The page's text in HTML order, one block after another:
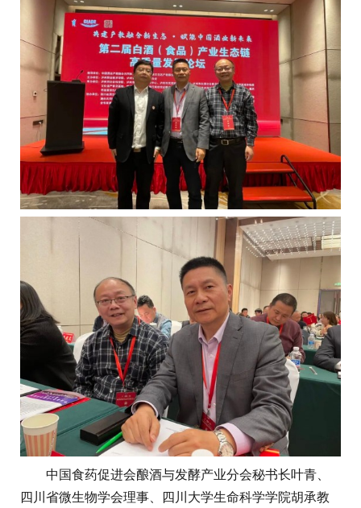
中国食药促进会酿酒与发酵产业分会秘书长叶青、
四川省微生物学会理事、四川大学生命科学学院胡承教